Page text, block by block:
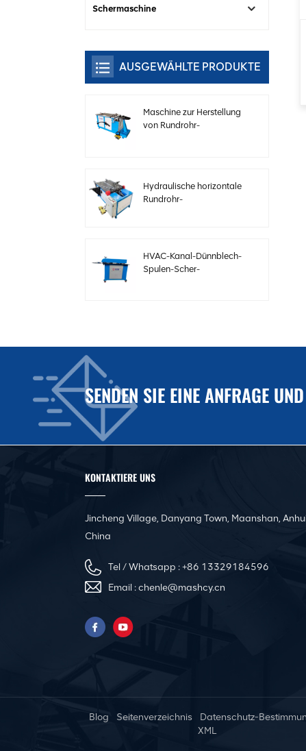
Schermaschine
AUSGEWÄHLTE PRODUKTE
Maschine zur Herstellung
von Rundrohr-
Hydraulische horizontale
Rundrohr-
HVAC-Kanal-Dünnblech-
Spulen-Scher-
Automatische
CNC-Winkelstahlflansch-
und Sickenmaschine für
Innovative rein
Abkantpresse
SENDEN SIE EINE ANFRAGE
KONTAKTIERE UNS
Jincheng Village, Danyang Town, Maanshan,
China
Tel / Whatsapp :+86 13329184596
Email :chenle@mashcy.cn
Blog Seitenverzeichnis
Datenschutz-
XML